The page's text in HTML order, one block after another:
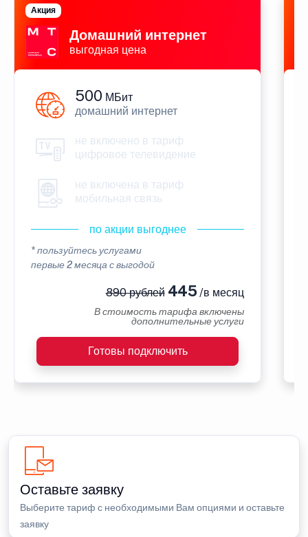
Домашний интернет
выгодная цена
Акция
500 МБит
домашний интернет
не включено в тариф
цифровое телевидение
не включена в тариф
мобильная связь
по акции выгоднее
* пользуйтесь услугами
первые 2 месяца с выгодой
890 рублей445 /в месяц
В стоимость тарифа включены
дополнительные услуги
Готовы подключить
Оставьте заявку
Выберите тариф с необходимыми Вам опциями и оставьте
заявку